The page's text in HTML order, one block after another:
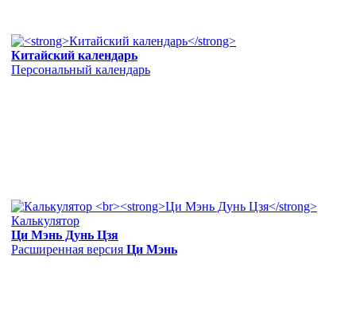
Китайский календарь
Персональный календарь
Калькулятор
Ци Мэнь Дунь Цзя
Расширенная версия Ци Мэнь